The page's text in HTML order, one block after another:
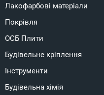
Лакофарбові матеріали
Покрівля
ОСБ Плити
Будівельне кріплення
Інструменти
Будівельна хімія